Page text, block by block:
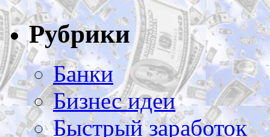
Рубрики
Банки
Бизнес идеи
Быстрый заработок